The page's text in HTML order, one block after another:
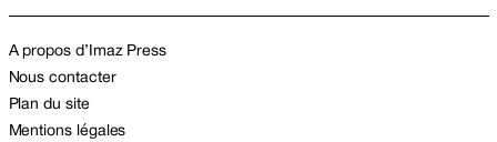
A propos d’Imaz Press
Nous contacter
Plan du site
Mentions légales